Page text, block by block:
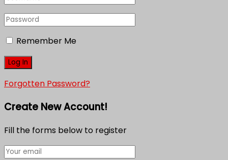
Remember Me
Forgotten Password?
Create New Account!
Fill the forms below to register